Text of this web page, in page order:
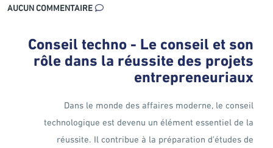
AUCUN COMMENTAIRE
Conseil techno - Le conseil et son
rôle dans la réussite des projets
entrepreneuriaux
Dans le monde des affaires moderne, le conseil
technologique est devenu un élément essentiel de la
réussite. Il contribue à la préparation d'études de